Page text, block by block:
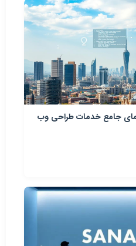
جامع خدمات طراحی وب